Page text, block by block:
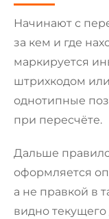
Начинают с
за кем и где
маркируется
штрихкодом
однотипные
при пересчёте.
Дальше
оформляется
а не правкой в
видно